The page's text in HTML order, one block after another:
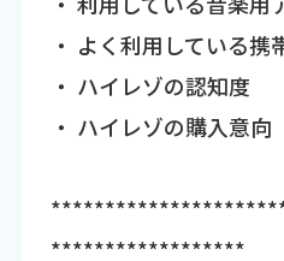
・ よく利用している携
・ ハイレゾの認知度
・ ハイレゾの購入意向
******************